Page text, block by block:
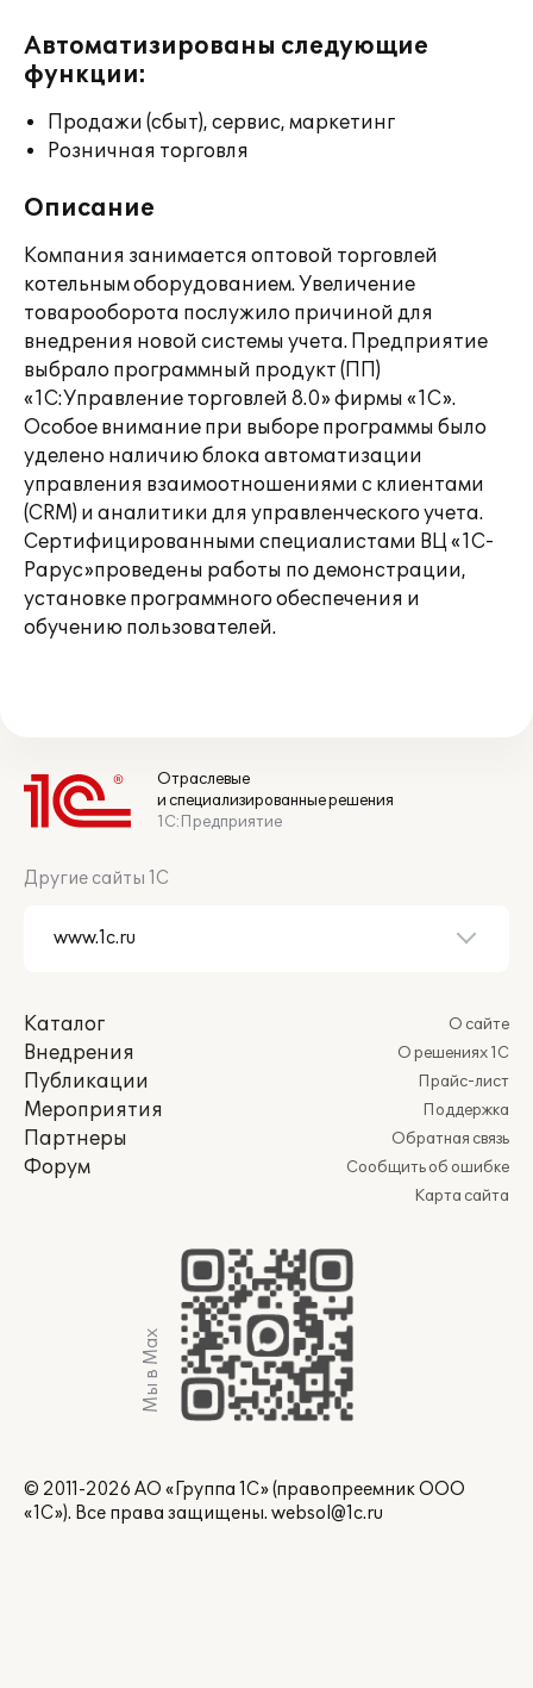
Автоматизированы следующие
функции:
Продажи (сбыт), сервис, маркетинг
Розничная торговля
Описание
Компания занимается оптовой торговлей
котельным оборудованием. Увеличение
товарооборота послужило причиной для
внедрения новой системы учета. Предприятие
выбрало программный продукт (ПП)
«1С:Управление торговлей 8.0» фирмы «1С».
Особое внимание при выборе программы было
уделено наличию блока автоматизации
управления взаимоотношениями с клиентами
(CRM) и аналитики для управленческого учета.
Сертифицированными специалистами ВЦ «1С-
Рарус»проведены работы по демонстрации,
установке программного обеспечения и
обучению пользователей.
Отраслевые
и специализированные решения
1С:Предприятие
Другие сайты 1С
Каталог
Внедрения
Публикации
Мероприятия
Партнеры
Форум
О сайте
О решениях 1С
Прайс-лист
Поддержка
Обратная связь
Сообщить об ошибке
Карта сайта
Мы в Max
© 2011-2026 АО «Группа 1С» (правопреемник ООО
«1С»). Все права защищены. websol@1c.ru